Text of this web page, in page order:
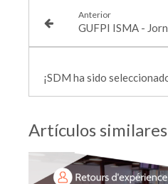
Anterior
Artículos similares